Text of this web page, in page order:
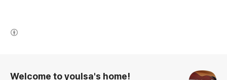
Welcome to youlsa's home!